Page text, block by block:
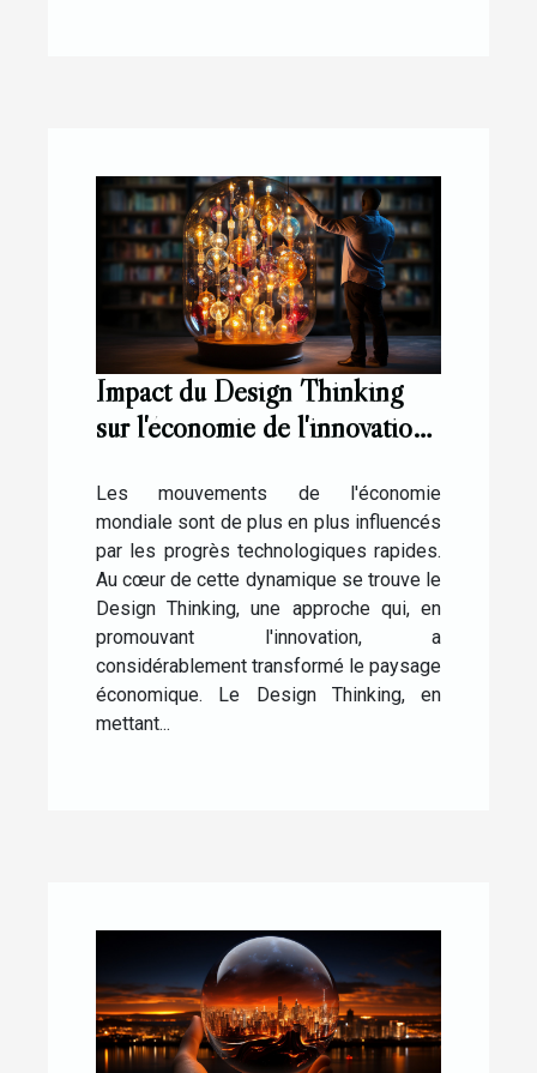
Impact du Design Thinking
sur l'économie de l'innovation
Les mouvements de l'économie
mondiale sont de plus en plus influencés
par les progrès technologiques rapides.
Au cœur de cette dynamique se trouve le
Design Thinking, une approche qui, en
promouvant l'innovation, a
considérablement transformé le paysage
économique. Le Design Thinking, en
mettant...